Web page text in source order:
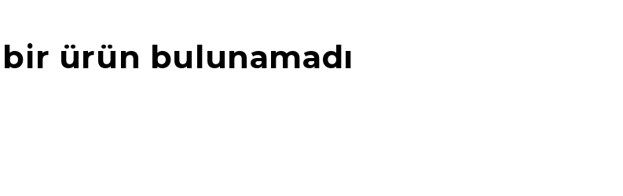
ürün bulunamadı